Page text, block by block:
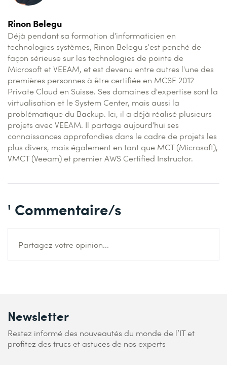
Rinon Belegu
Déjà pendant sa formation d'informaticien en
technologies systèmes, Rinon Belegu s'est penché de
façon sérieuse sur les technologies de pointe de
Microsoft et VEEAM, et est devenu entre autres l'une des
premières personnes à être certifiée en MCSE 2012
Private Cloud en Suisse. Ses domaines d'expertise sont la
virtualisation et le System Center, mais aussi la
problématique du Backup. Ici, il a déjà réalisé plusieurs
projets avec VEEAM. Il partage aujourd'hui ses
connaissances approfondies dans le cadre de projets les
plus divers, mais également en tant que MCT (Microsoft),
VMCT (Veeam) et premier AWS Certified Instructor.
' Commentaire/s
Partagez votre opinion...
Newsletter
Restez informé des nouveautés du monde de l’IT et
profitez des trucs et astuces de nos experts